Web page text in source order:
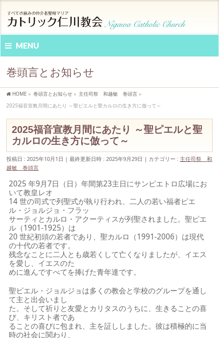
MENU
巻頭言とお知らせ
HOME » 巻頭言とお知らせ » 主任司祭 和越敏 巻頭言 »
2025福音宣教月間にあたり ～聖ピエルと聖カルロの生き方に倣って～
2025福音宣教月間にあたり ～聖ピエルと聖
カルロの生き方に倣って～
投稿日 : 2025年10月1日 最終更新日時 : 2025年9月29日 カテゴリー : 主任司祭 和
越敏 巻頭言
2025 年9月7日（日）年間第23主日にサンピエトロ広場にお
いて教皇レオ
14 世の司式で列聖式が執り行われ、二人の若い福者ピエ
ル・ジョルジョ・フラッ
サーティとカルロ・アクーティスが列聖されました。聖ピエ
ル（1901‐1925）は
20 世紀初頭の若者であり、聖カルロ（1991‐2006）は現代
の十代の若者です。
残念なことに二人とも歳若くして亡くなりましたが、イエス
を愛し、イエスのた
めに進んですべてを捧げた青年達です。
聖ピエル・ジョルジョは多くの教会と学校のグループを通し
て主と出会いまし
た。そして祈りと友愛とカリタスのうちに、生きることの喜
び、キリスト者であ
ることの喜びに包まれ、主を証ししました。彼は積極的に当
時の社会に関わり、